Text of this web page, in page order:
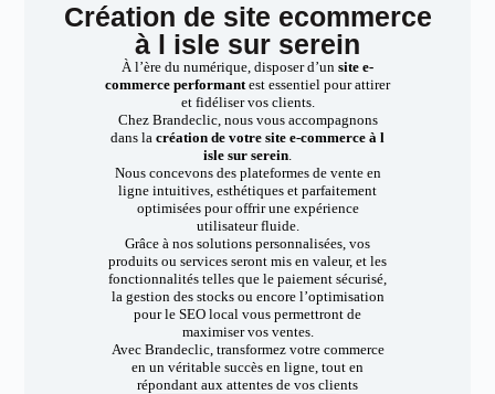
Création de site ecommerce
à l isle sur serein
À l’ère du numérique, disposer d’un site e-
commerce performantest essentiel pour attirer
et fidéliser vos clients.
Chez Brandeclic, nous vous accompagnons
dans la création de votre site e-commerce à l
isle sur serein.
Nous concevons des plateformes de vente en
ligne intuitives, esthétiques et parfaitement
optimisées pour offrir une expérience
utilisateur fluide.
Grâce à nos solutions personnalisées, vos
produits ou services seront mis en valeur, et les
fonctionnalités telles que le paiement sécurisé,
la gestion des stocks ou encore l’optimisation
pour le SEO local vous permettront de
maximiser vos ventes.
Avec Brandeclic, transformez votre commerce
en un véritable succès en ligne, tout en
répondant aux attentes de vos clients